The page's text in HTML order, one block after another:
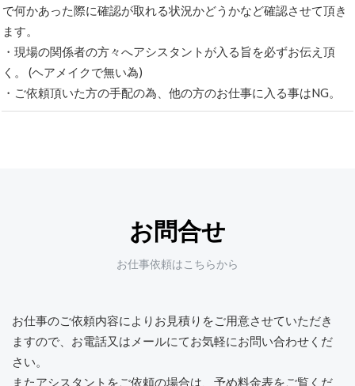
で何かあった際に確認が取れる状況かどうかなど確認させて頂き
ます。
・現場の関係者の方々へアシスタントが入る旨を必ずお伝え頂
く。 (ヘアメイクで無い為)
・ご依頼頂いた方の手配の為、他の方のお仕事に入る事はNG。
お問合せ
お仕事依頼はこちらから
お仕事のご依頼内容によりお見積りをご用意させていただき
ますので、 お電話又はメールにてお気軽にお問い合わせくだ
さい。
またアシスタントをご依頼の場合は、予め料金表をご覧くだ